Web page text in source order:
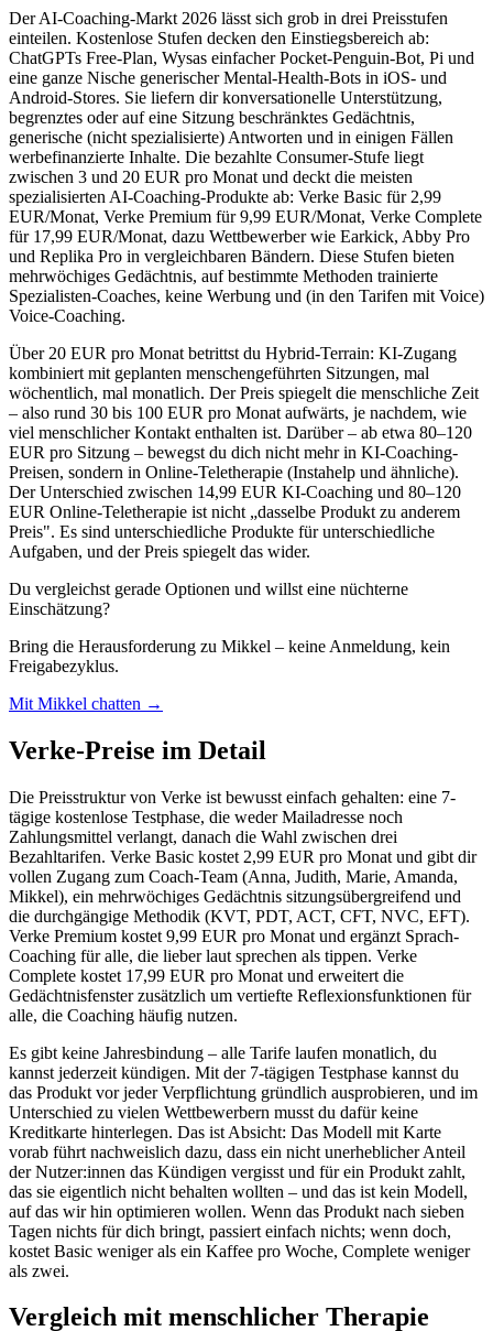
Der AI-Coaching-Markt 2026 lässt sich grob in drei Preisstufen
einteilen. Kostenlose Stufen decken den Einstiegsbereich ab:
ChatGPTs Free-Plan, Wysas einfacher Pocket-Penguin-Bot, Pi und
eine ganze Nische generischer Mental-Health-Bots in iOS- und
Android-Stores. Sie liefern dir konversationelle Unterstützung,
begrenztes oder auf eine Sitzung beschränktes Gedächtnis,
generische (nicht spezialisierte) Antworten und in einigen Fällen
werbefinanzierte Inhalte. Die bezahlte Consumer-Stufe liegt
zwischen 3 und 20 EUR pro Monat und deckt die meisten
spezialisierten AI-Coaching-Produkte ab: Verke Basic für 2,99
EUR/Monat, Verke Premium für 9,99 EUR/Monat, Verke Complete
für 17,99 EUR/Monat, dazu Wettbewerber wie Earkick, Abby Pro
und Replika Pro in vergleichbaren Bändern. Diese Stufen bieten
mehrwöchiges Gedächtnis, auf bestimmte Methoden trainierte
Spezialisten-Coaches, keine Werbung und (in den Tarifen mit Voice)
Voice-Coaching.
Über 20 EUR pro Monat betrittst du Hybrid-Terrain: KI-Zugang
kombiniert mit geplanten menschengeführten Sitzungen, mal
wöchentlich, mal monatlich. Der Preis spiegelt die menschliche Zeit
– also rund 30 bis 100 EUR pro Monat aufwärts, je nachdem, wie
viel menschlicher Kontakt enthalten ist. Darüber – ab etwa 80–120
EUR pro Sitzung – bewegst du dich nicht mehr in KI-Coaching-
Preisen, sondern in Online-Teletherapie (Instahelp und ähnliche).
Der Unterschied zwischen 14,99 EUR KI-Coaching und 80–120
EUR Online-Teletherapie ist nicht „dasselbe Produkt zu anderem
Preis". Es sind unterschiedliche Produkte für unterschiedliche
Aufgaben, und der Preis spiegelt das wider.
Du vergleichst gerade Optionen und willst eine nüchterne
Einschätzung?
Bring die Herausforderung zu Mikkel – keine Anmeldung, kein
Freigabezyklus.
Mit Mikkel chatten →
Verke-Preise im Detail
Die Preisstruktur von Verke ist bewusst einfach gehalten: eine 7-
tägige kostenlose Testphase, die weder Mailadresse noch
Zahlungsmittel verlangt, danach die Wahl zwischen drei
Bezahltarifen. Verke Basic kostet 2,99 EUR pro Monat und gibt dir
vollen Zugang zum Coach-Team (Anna, Judith, Marie, Amanda,
Mikkel), ein mehrwöchiges Gedächtnis sitzungsübergreifend und
die durchgängige Methodik (KVT, PDT, ACT, CFT, NVC, EFT).
Verke Premium kostet 9,99 EUR pro Monat und ergänzt Sprach-
Coaching für alle, die lieber laut sprechen als tippen. Verke
Complete kostet 17,99 EUR pro Monat und erweitert die
Gedächtnisfenster zusätzlich um vertiefte Reflexionsfunktionen für
alle, die Coaching häufig nutzen.
Es gibt keine Jahresbindung – alle Tarife laufen monatlich, du
kannst jederzeit kündigen. Mit der 7-tägigen Testphase kannst du
das Produkt vor jeder Verpflichtung gründlich ausprobieren, und im
Unterschied zu vielen Wettbewerbern musst du dafür keine
Kreditkarte hinterlegen. Das ist Absicht: Das Modell mit Karte
vorab führt nachweislich dazu, dass ein nicht unerheblicher Anteil
der Nutzer:innen das Kündigen vergisst und für ein Produkt zahlt,
das sie eigentlich nicht behalten wollten – und das ist kein Modell,
auf das wir hin optimieren wollen. Wenn das Produkt nach sieben
Tagen nichts für dich bringt, passiert einfach nichts; wenn doch,
kostet Basic weniger als ein Kaffee pro Woche, Complete weniger
als zwei.
Vergleich mit menschlicher Therapie